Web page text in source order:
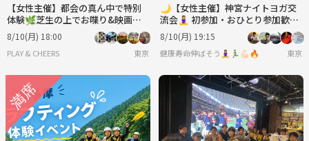
【女性主催】都会の真ん中で特別
体験🌿‬芝生の上でお喋り&映画鑑
賞🍿✨️
8/10(月) 18:00
PLAY & CHEERS 東京
🌙【女性主催】神宮ナイトヨガ交
流会🧘‍♀️ 初参加・おひとり参加歓迎
✨
8/10(月) 19:15
健康寿命伸ばそう🧘‍♀️🏃‍♂️💪🏻🔥 東京